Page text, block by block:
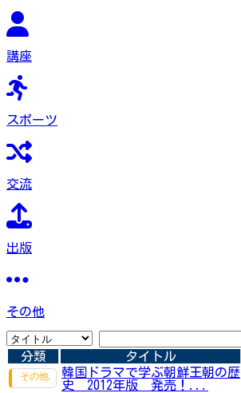
講座
スポーツ
交流
出版
その他
分類 タイトル
韓国ドラマで学ぶ朝鮮王朝の歴
史 2012年版 発売！...